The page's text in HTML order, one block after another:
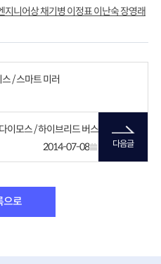
지니어상 채기병 이정표 이난숙 장영래
/ 스마트 미러
이모스 / 하이브리드 버스
2014-07-08
다음글
으로